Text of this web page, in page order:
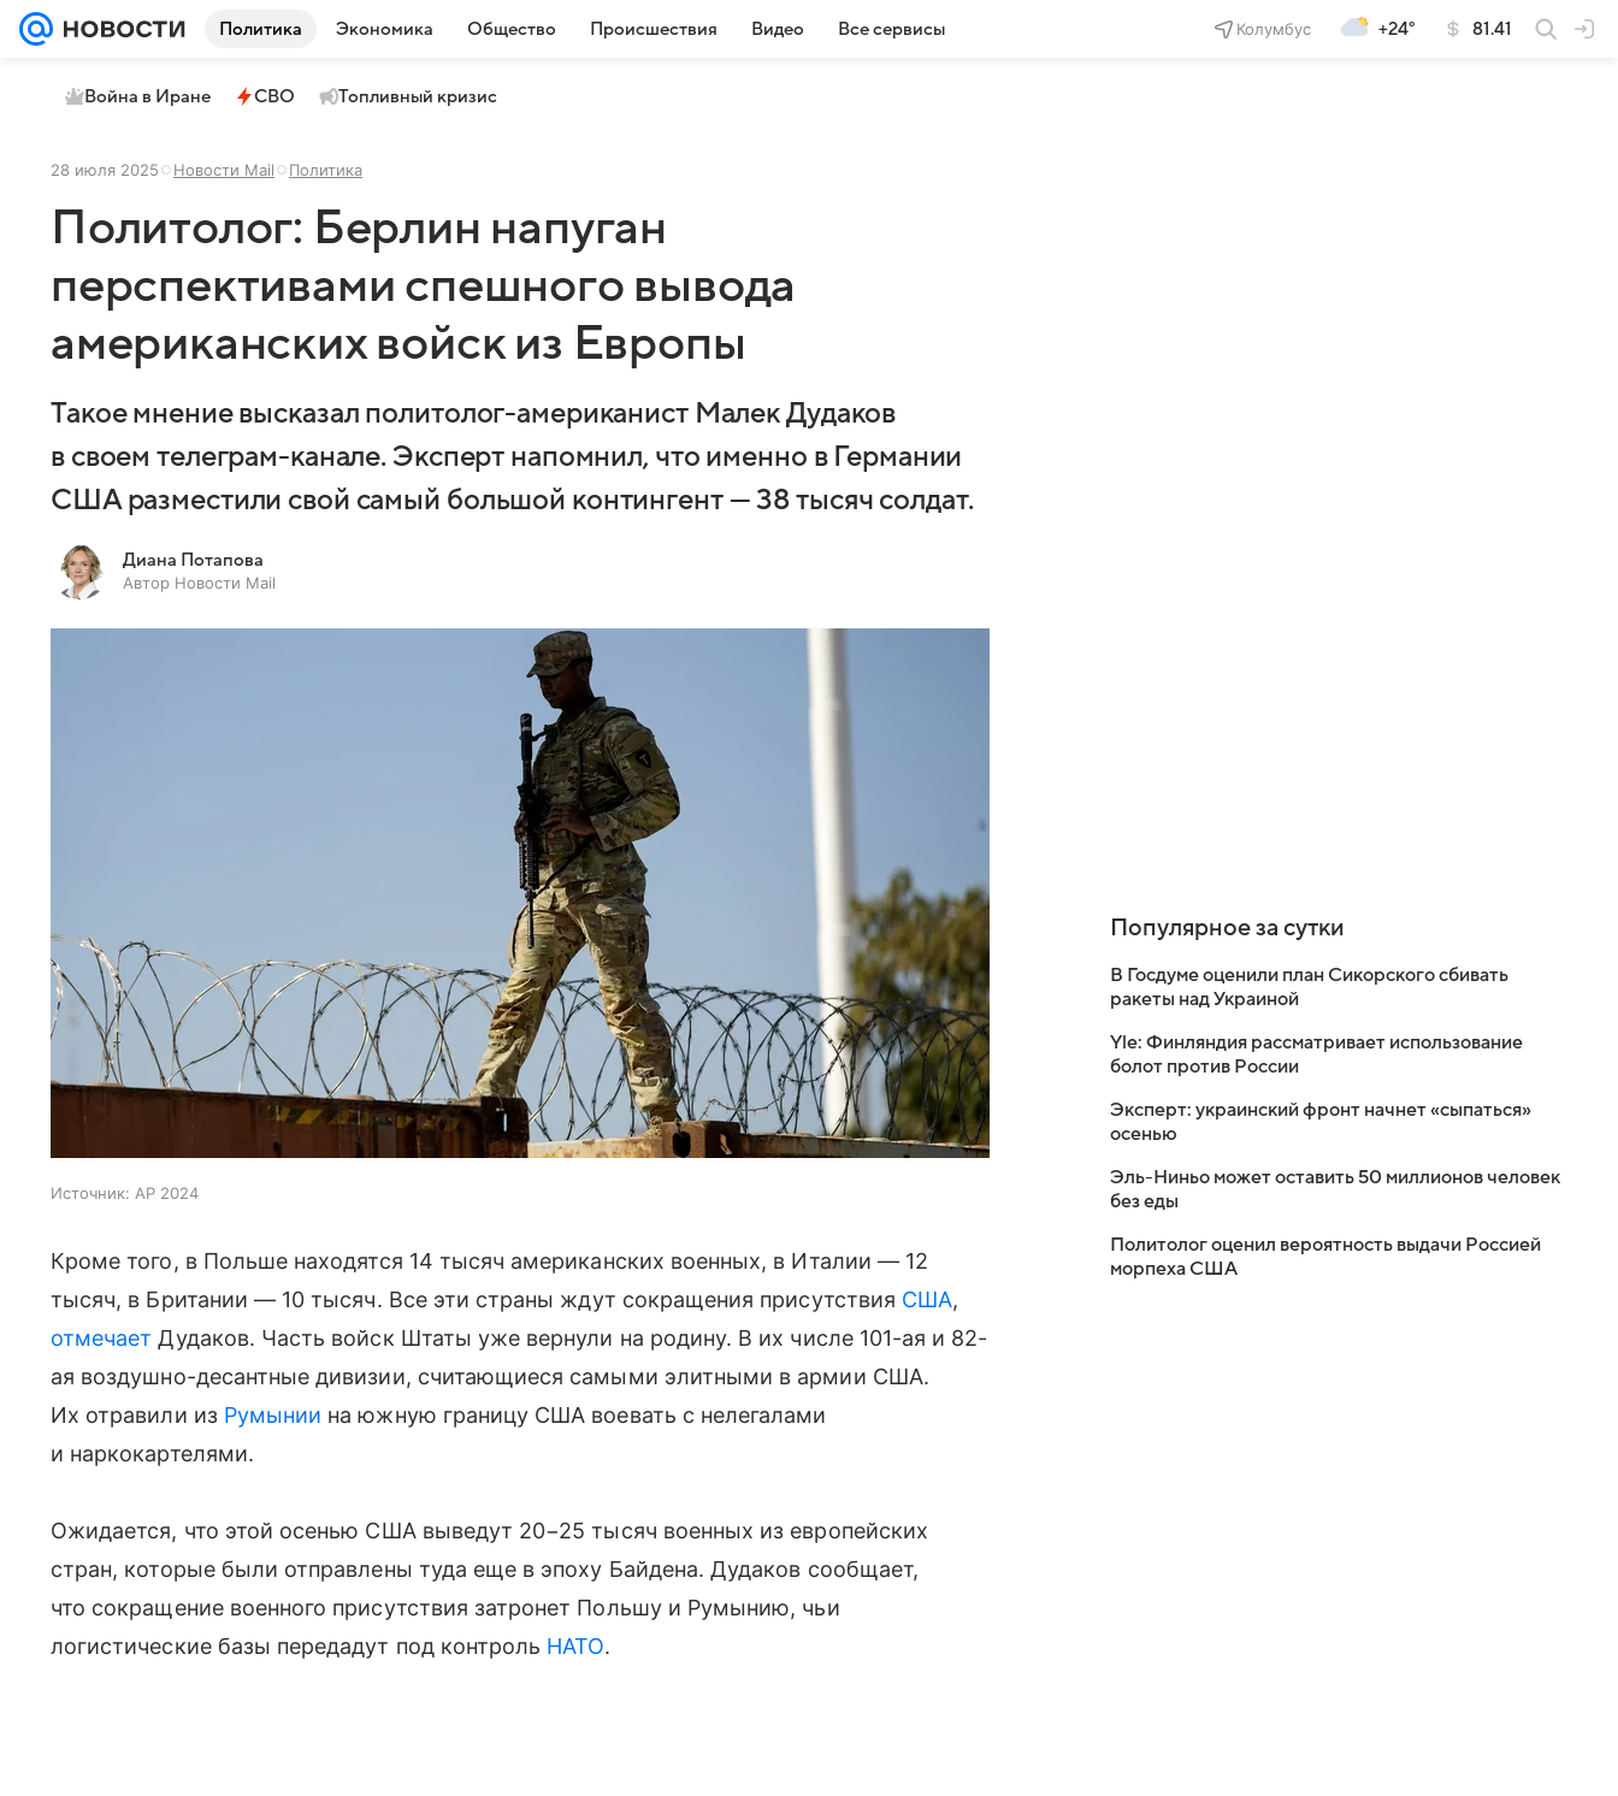
Политика Экономика Общество Происшествия Видео Все сервисы Колумбус +24° 81.41
Война в Иране СВО Топливный кризис
28 июля 2025 Новости Mail Политика
Политолог: Берлин напуган
перспективами спешного вывода
американских войск из Европы
Такое мнение высказал политолог-американист Малек Дудаков
в своем телеграм-канале. Эксперт напомнил, что именно в Германии
США разместили свой самый большой контингент — 38 тысяч солдат.
Диана Потапова
Автор Новости Mail
Источник: AP 2024
Кроме того, в Польше находятся 14 тысяч американских военных, в Италии — 12
тысяч, в Британии — 10 тысяч. Все эти страны ждут сокращения присутствия США,
отмечает Дудаков. Часть войск Штаты уже вернули на родину. В их числе 101-ая и 82-
ая воздушно-десантные дивизии, считающиеся самыми элитными в армии США.
Их отравили из Румынии на южную границу США воевать с нелегалами
и наркокартелями.
Ожидается, что этой осенью США выведут 20−25 тысяч военных из европейских
стран, которые были отправлены туда еще в эпоху Байдена. Дудаков сообщает,
что сокращение военного присутствия затронет Польшу и Румынию, чьи
логистические базы передадут под контроль НАТО.
Популярное за сутки
В Госдуме оценили план Сикорского сбивать
ракеты над Украиной
Yle: Финляндия рассматривает использование
болот против России
Эксперт: украинский фронт начнет «сыпаться»
осенью
Эль-Ниньо может оставить 50 миллионов человек
без еды
Политолог оценил вероятность выдачи Россией
морпеха США